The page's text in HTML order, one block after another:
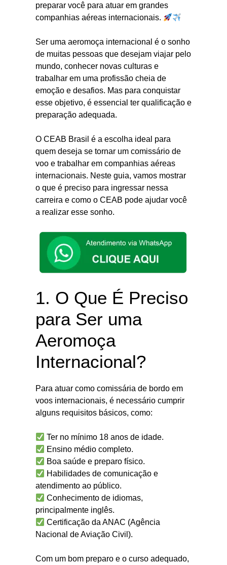
preparar você para atuar em grandes
companhias aéreas internacionais.
Ser uma aeromoça internacional é o sonho
de muitas pessoas que desejam viajar pelo
mundo, conhecer novas culturas e
trabalhar em uma profissão cheia de
emoção e desafios. Mas para conquistar
esse objetivo, é essencial ter qualificação e
preparação adequada.
O CEAB Brasil é a escolha ideal para
quem deseja se tornar um comissário de
voo e trabalhar em companhias aéreas
internacionais. Neste guia, vamos mostrar
o que é preciso para ingressar nessa
carreira e como o CEAB pode ajudar você
a realizar esse sonho.
1. O Que É Preciso
para Ser uma
Aeromoça
Internacional?
Para atuar como comissária de bordo em
voos internacionais, é necessário cumprir
alguns requisitos básicos, como:
Ter no mínimo 18 anos de idade.
Ensino médio completo.
Boa saúde e preparo físico.
Habilidades de comunicação e
atendimento ao público.
Conhecimento de idiomas,
principalmente inglês.
Certificação da ANAC (Agência
Nacional de Aviação Civil).
Com um bom preparo e o curso adequado,